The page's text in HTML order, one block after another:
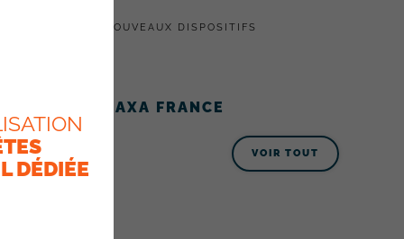
SUR CES NOUVEAUX DISPOSITIFS
ACTUALITÉS AXA FRANCE
VOIR TOUT
DÉDIÉE